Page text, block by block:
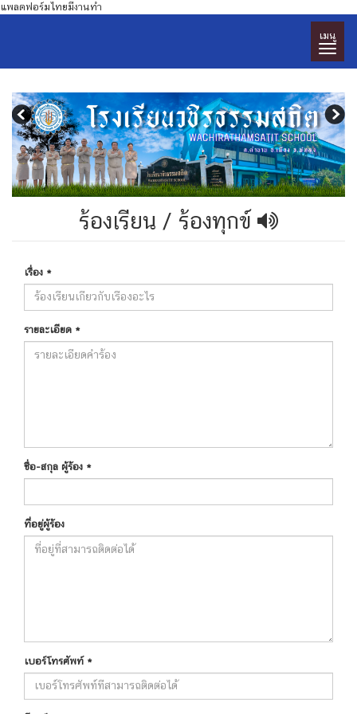
แพลตฟอร์มไทยมีงานทำ
เมนู
ร้องเรียน / ร้องทุกข์
เรื่อง *
รายละเอียด *
ชื่อ-สกุล ผู้ร้อง *
ที่อยู่ผู้ร้อง
เบอร์โทรศัพท์ *